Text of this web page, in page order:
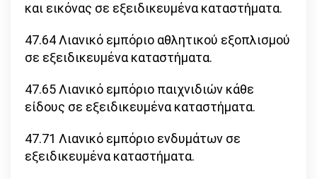
και εικόνας σε εξειδικευμένα καταστήματα.
47.64 Λιανικό εμπόριο αθλητικού εξοπλισμού
σε εξειδικευμένα καταστήματα.
47.65 Λιανικό εμπόριο παιχνιδιών κάθε
είδους σε εξειδικευμένα καταστήματα.
47.71 Λιανικό εμπόριο ενδυμάτων σε
εξειδικευμένα καταστήματα.